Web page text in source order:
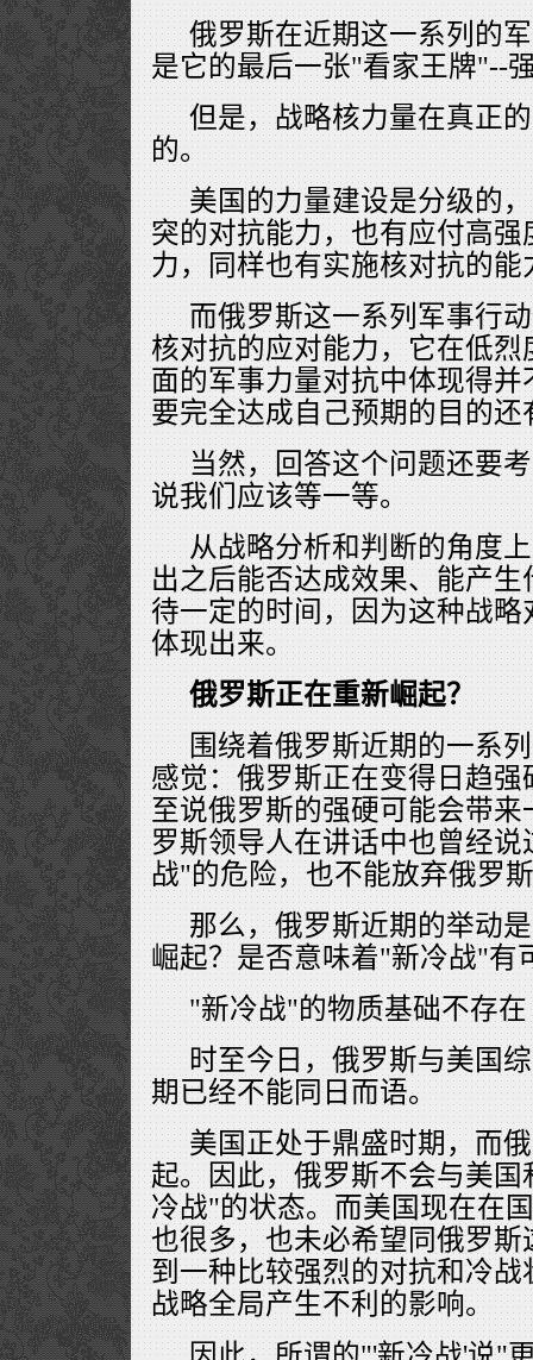
俄罗斯在近期这一系列的
是它的最后一张"看家王牌"--
但是，战略核力量在真正
的。
美国的力量建设是分级的
突的对抗能力，也有应付高
力，同样也有实施核对抗的能
而俄罗斯这一系列军事行
核对抗的应对能力，它在低
面的军事力量对抗中体现得
要完全达成自己预期的目的还
当然，回答这个问题还要
说我们应该等一等。
从战略分析和判断的角度
出之后能否达成效果、能产
待一定的时间，因为这种战
体现出来。
俄罗斯正在重新崛起？
围绕着俄罗斯近期的一系
感觉：俄罗斯正在变得日趋
至说俄罗斯的强硬可能会带
罗斯领导人在讲话中也曾经
战"的危险，也不能放弃俄罗
那么，俄罗斯近期的举动
崛起？是否意味着"新冷战"有
"新冷战"的物质基础不存在
时至今日，俄罗斯与美国
期已经不能同日而语。
美国正处于鼎盛时期，而
起。因此，俄罗斯不会与美
冷战"的状态。而美国现在在
也很多，也未必希望同俄罗
到一种比较强烈的对抗和冷
战略全局产生不利的影响。